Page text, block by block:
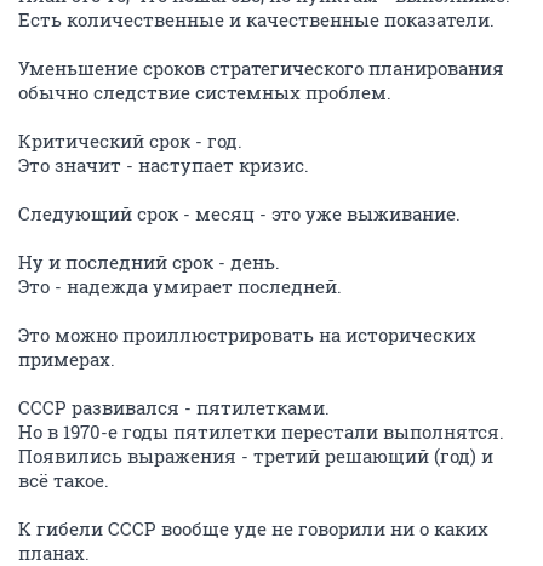
Есть количественные и качественные показатели.
Уменьшение сроков стратегического планирования
обычно следствие системных проблем.
Критический срок - год.
Это значит - наступает кризис.
Следующий срок - месяц - это уже выживание.
Ну и последний срок - день.
Это - надежда умирает последней.
Это можно проиллюстрировать на исторических
примерах.
СССР развивался - пятилетками.
Но в 1970-е годы пятилетки перестали выполнятся.
Появились выражения - третий решающий (год) и
всё такое.
К гибели СССР вообще уде не говорили ни о каких
планах.